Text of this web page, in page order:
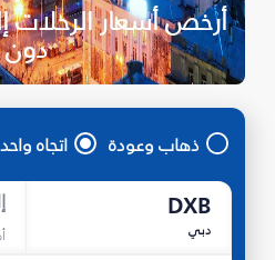
أرخص أسعار
دون
ذهاب وعودة اتجاه واحد
DXB
دبي